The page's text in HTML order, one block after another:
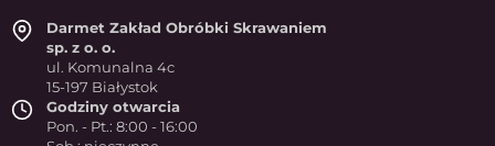
Darmet Zakład Obróbki Skrawaniem
sp. z o. o.
ul. Komunalna 4c
15-197 Białystok
Godziny otwarcia
Pon. - Pt.: 8:00 - 16:00